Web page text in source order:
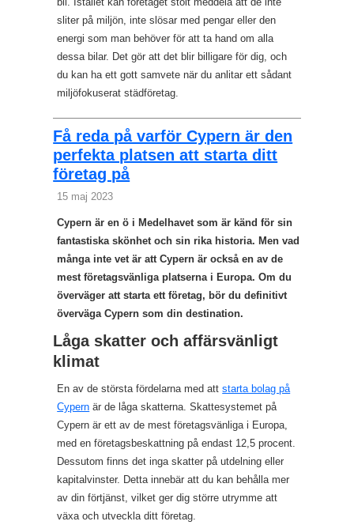
sliter på miljön, inte slösar med pengar eller den
energi som man behöver för att ta hand om alla
dessa bilar. Det gör att det blir billigare för dig, och
du kan ha ett gott samvete när du anlitar ett sådant
miljöfokuserat städföretag.
Få reda på varför Cypern är den
perfekta platsen att starta ditt
företag på
15 maj 2023
Cypern är en ö i Medelhavet som är känd för sin
fantastiska skönhet och sin rika historia. Men vad
många inte vet är att Cypern är också en av de
mest företagsvänliga platserna i Europa. Om du
överväger att starta ett företag, bör du definitivt
överväga Cypern som din destination.
Låga skatter och affärsvänligt
klimat
En av de största fördelarna med attstarta bolag på
Cypern är de låga skatterna. Skattesystemet på
Cypern är ett av de mest företagsvänliga i Europa,
med en företagsbeskattning på endast 12,5 procent.
Dessutom finns det inga skatter på utdelning eller
kapitalvinster. Detta innebär att du kan behålla mer
av din förtjänst, vilket ger dig större utrymme att
växa och utveckla ditt företag.